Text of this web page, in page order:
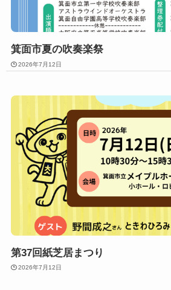
箕面市夏の吹奏楽祭
2026年7月12日
第37回紙芝居まつり
2026年7月12日